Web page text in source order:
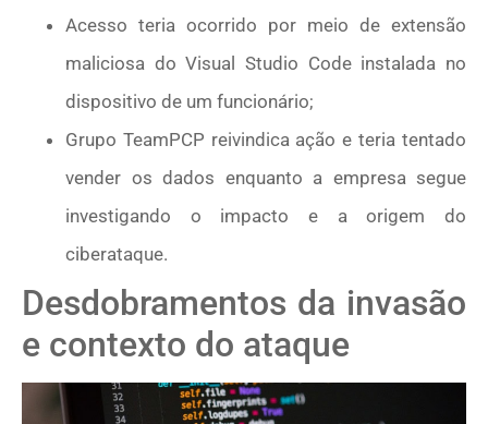
Acesso teria ocorrido por meio de extensão
maliciosa do Visual Studio Code instalada no
dispositivo de um funcionário;
Grupo TeamPCP reivindica ação e teria tentado
vender os dados enquanto a empresa segue
investigando o impacto e a origem do
ciberataque.
Desdobramentos da invasão
e contexto do ataque